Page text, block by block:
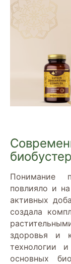
Понимание
повлияло и
активных
создала
здоровья и
технологии
основных